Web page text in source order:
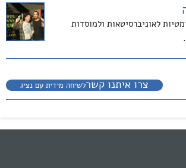
לאוניברסיטאות ולמוסדות
צרו איתנו קשרלשיחה מידית עם נציג